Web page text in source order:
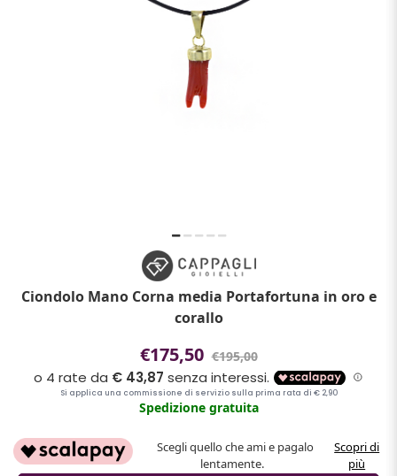
Ciondolo Mano Corna media Portafortuna in oro e
corallo
€175,50 €195,00
Spedizione gratuita
Scegli quello che ami e pagalo
lentamente.
Scopri di
più